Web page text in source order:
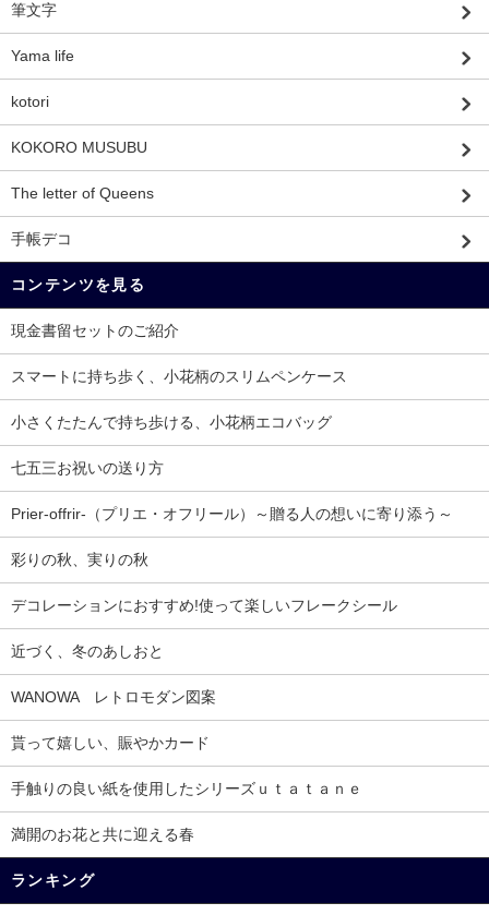
筆文字
Yama life
kotori
KOKORO MUSUBU
The letter of Queens
手帳デコ
コンテンツを見る
現金書留セットのご紹介
スマートに持ち歩く、小花柄のスリムペンケース
小さくたたんで持ち歩ける、小花柄エコバッグ
七五三お祝いの送り方
Prier-offrir-（プリエ・オフリール）～贈る人の想いに寄り添う～
彩りの秋、実りの秋
デコレーションにおすすめ!使って楽しいフレークシール
近づく、冬のあしおと
WANOWA レトロモダン図案
貰って嬉しい、賑やかカード
手触りの良い紙を使用したシリーズｕｔａｔａｎｅ
満開のお花と共に迎える春
ランキング